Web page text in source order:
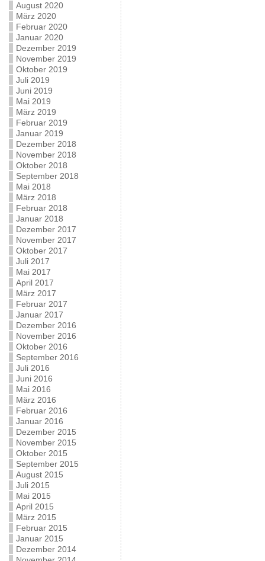
August 2020
März 2020
Februar 2020
Januar 2020
Dezember 2019
November 2019
Oktober 2019
Juli 2019
Juni 2019
Mai 2019
März 2019
Februar 2019
Januar 2019
Dezember 2018
November 2018
Oktober 2018
September 2018
Mai 2018
März 2018
Februar 2018
Januar 2018
Dezember 2017
November 2017
Oktober 2017
Juli 2017
Mai 2017
April 2017
März 2017
Februar 2017
Januar 2017
Dezember 2016
November 2016
Oktober 2016
September 2016
Juli 2016
Juni 2016
Mai 2016
März 2016
Februar 2016
Januar 2016
Dezember 2015
November 2015
Oktober 2015
September 2015
August 2015
Juli 2015
Mai 2015
April 2015
März 2015
Februar 2015
Januar 2015
Dezember 2014